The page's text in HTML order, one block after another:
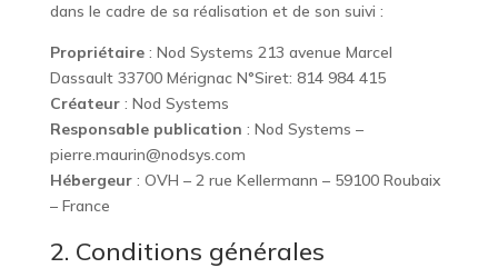
dans le cadre de sa réalisation et de son suivi :
Propriétaire : Nod Systems 213 avenue Marcel
Dassault 33700 Mérignac N°Siret: 814 984 415
Créateur : Nod Systems
Responsable publication : Nod Systems –
pierre.maurin@nodsys.com
Hébergeur : OVH – 2 rue Kellermann – 59100 Roubaix
– France
2. Conditions générales